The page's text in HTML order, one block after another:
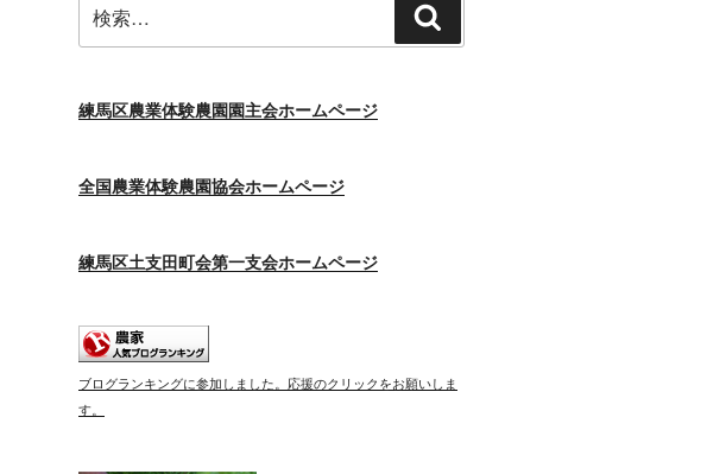
索:
索
練馬区農業体験農園園主会ホームページ
全国農業体験農園協会ホームページ
練馬区土支田町会第一支会ホームページ
ブログランキングに参加しました。応援のクリックをお願いしま
す。